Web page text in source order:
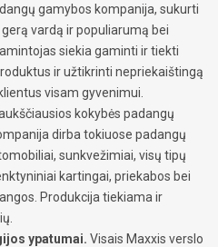
gamybos kompanija, sukurti
vardą ir populiarumą bei
siekia gaminti ir tiekti
ir užtikrinti nepriekaištingą
visam gyvenimui.
kokybės padangų
dirba tokiuose padangų
sunkvežimiai, visų tipų
kartingai, priekabos bei
Produkcija tiekiama ir
ypatumai. Visais Maxxis verslo